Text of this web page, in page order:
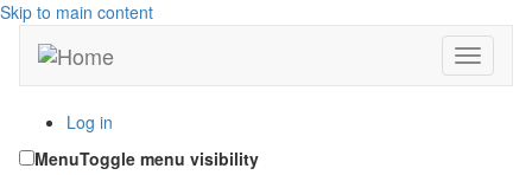
Skip to main content
Toggle
Log in
MenuToggle menu visibility